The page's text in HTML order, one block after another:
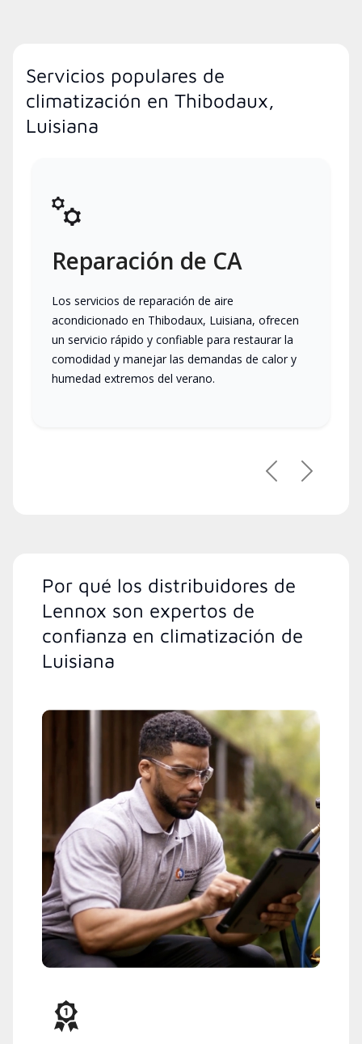
Servicios populares de
climatización en Thibodaux,
Luisiana
Reparación de CA
Los servicios de reparación de aire
acondicionado en Thibodaux, Luisiana, ofrecen
un servicio rápido y confiable para restaurar la
comodidad y manejar las demandas de calor y
humedad extremos del verano.
PreviousNext
Por qué los distribuidores de
Lennox son expertos de
confianza en climatización de
Luisiana